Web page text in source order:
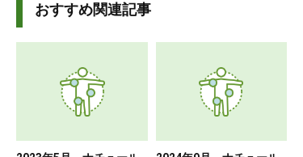
おすすめ関連記事